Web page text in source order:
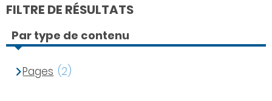
FILTRE DE RÉSULTATS
Par type de contenu
Pages (2)